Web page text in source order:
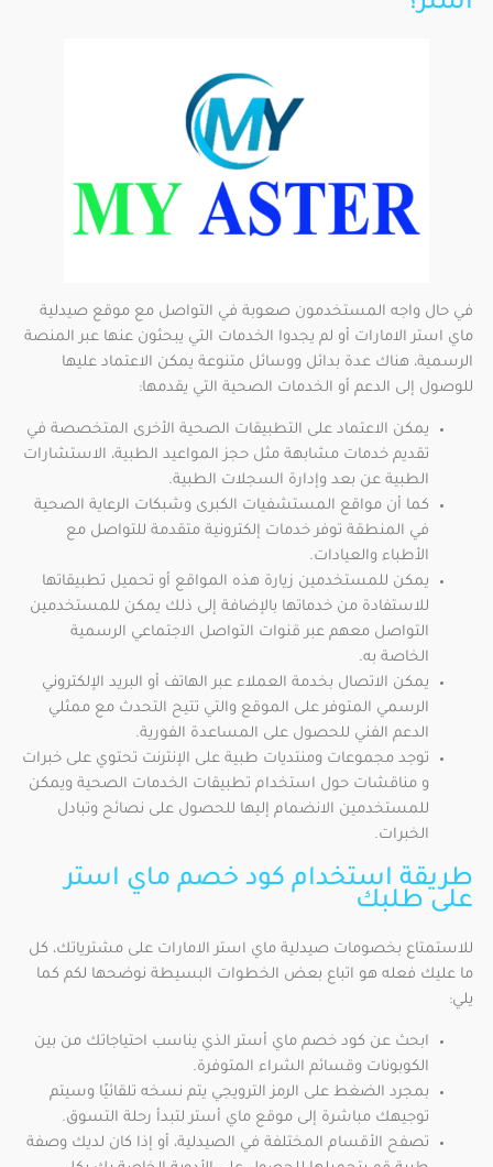
في حال واجه المستخدمون صعوبة في التواصل مع موقع صيدلية
ماي استر الامارات أو لم يجدوا الخدمات التي يبحثون عنها عبر المنصة
الرسمية، هناك عدة بدائل ووسائل متنوعة يمكن الاعتماد عليها
للوصول إلى الدعم أو الخدمات الصحية التي يقدمها:
يمكن الاعتماد على التطبيقات الصحية الأخرى المتخصصة في
تقديم خدمات مشابهة مثل حجز المواعيد الطبية، الاستشارات
الطبية عن بعد وإدارة السجلات الطبية.
كما أن مواقع المستشفيات الكبرى وشبكات الرعاية الصحية
في المنطقة توفر خدمات إلكترونية متقدمة للتواصل مع
الأطباء والعيادات.
يمكن للمستخدمين زيارة هذه المواقع أو تحميل تطبيقاتها
للاستفادة من خدماتها بالإضافة إلى ذلك يمكن للمستخدمين
التواصل معهم عبر قنوات التواصل الاجتماعي الرسمية
الخاصة به.
يمكن الاتصال بخدمة العملاء عبر الهاتف أو البريد الإلكتروني
الرسمي المتوفر على الموقع والتي تتيح التحدث مع ممثلي
الدعم الفني للحصول على المساعدة الفورية.
توجد مجموعات ومنتديات طبية على الإنترنت تحتوي على خبرات
و مناقشات حول استخدام تطبيقات الخدمات الصحية ويمكن
للمستخدمين الانضمام إليها للحصول على نصائح وتبادل
الخبرات.
طريقة استخدام كود خصم ماي استر
على طلبك
للاستمتاع بخصومات صيدلية ماي استر الامارات على مشترياتك، كل
ما عليك فعله هو اتباع بعض الخطوات البسيطة نوضحها لكم كما
يلي:
ابحث عن كود خصم ماي أستر الذي يناسب احتياجاتك من بين
الكوبونات وقسائم الشراء المتوفرة.
بمجرد الضغط على الرمز الترويجي يتم نسخه تلقائيًا وسيتم
توجيهك مباشرة إلى موقع ماي أستر لتبدأ رحلة التسوق.
تصفح الأقسام المختلفة في الصيدلية، أو إذا كان لديك وصفة